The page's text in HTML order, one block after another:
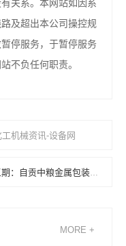
关系。本网站如因系
及超出本公司操控规
停服务，于暂停服务
不负任何职责。
机械资讯-设备网
包装有限公司——中国界的逆袭传奇
MORE +